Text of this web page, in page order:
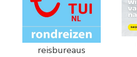
reisbureaus